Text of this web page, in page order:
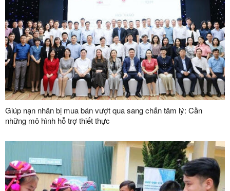
Giúp nạn nhân bị mua bán vượt qua sang chấn tâm lý: Cần
những mô hình hỗ trợ thiết thực